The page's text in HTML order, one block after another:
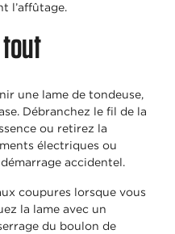
l’affûtage.
une lame de tondeuse,
Débranchez le fil de la
ou retirez la
électriques ou
accidentel.
coupures lorsque vous
la lame avec un
du boulon de